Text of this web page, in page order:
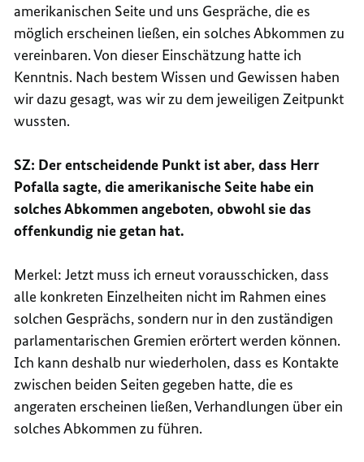
amerikanischen Seite und uns Gespräche, die es
möglich erscheinen ließen, ein solches Abkommen zu
vereinbaren. Von dieser Einschätzung hatte ich
Kenntnis. Nach bestem Wissen und Gewissen haben
wir dazu gesagt, was wir zu dem jeweiligen Zeitpunkt
wussten.
SZ: Der entscheidende Punkt ist aber, dass Herr
Pofalla sagte, die amerikanische Seite habe ein
solches Abkommen angeboten, obwohl sie das
offenkundig nie getan hat.
Merkel: Jetzt muss ich erneut vorausschicken, dass
alle konkreten Einzelheiten nicht im Rahmen eines
solchen Gesprächs, sondern nur in den zuständigen
parlamentarischen Gremien erörtert werden können.
Ich kann deshalb nur wiederholen, dass es Kontakte
zwischen beiden Seiten gegeben hatte, die es
angeraten erscheinen ließen, Verhandlungen über ein
solches Abkommen zu führen.